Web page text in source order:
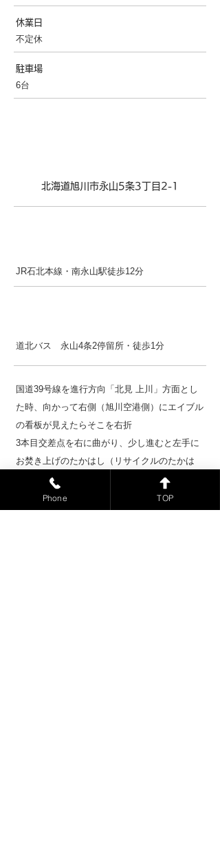
休業日
不定休
駐車場
6台
北海道旭川市永山5条3丁目2-1
JR石北本線・南永山駅徒歩12分
道北バス 永山4条2停留所・徒歩1分
国道39号線を進行方向「北見 上川」方面とし
た時、向かって右側（旭川空港側）にエイブル
の看板が見えたらそこを右折
3本目交差点を右に曲がり、少し進むと左手に
お焚き上げのたかはし（リサイクルのたかは
し）がございます。
Phone TOP